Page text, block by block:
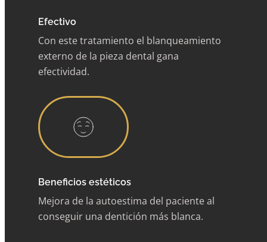
Efectivo
Con este tratamiento el blanqueamiento
externo de la pieza dental gana
efectividad.
Beneficios estéticos
Mejora de la autoestima del paciente al
conseguir una dentición más blanca.